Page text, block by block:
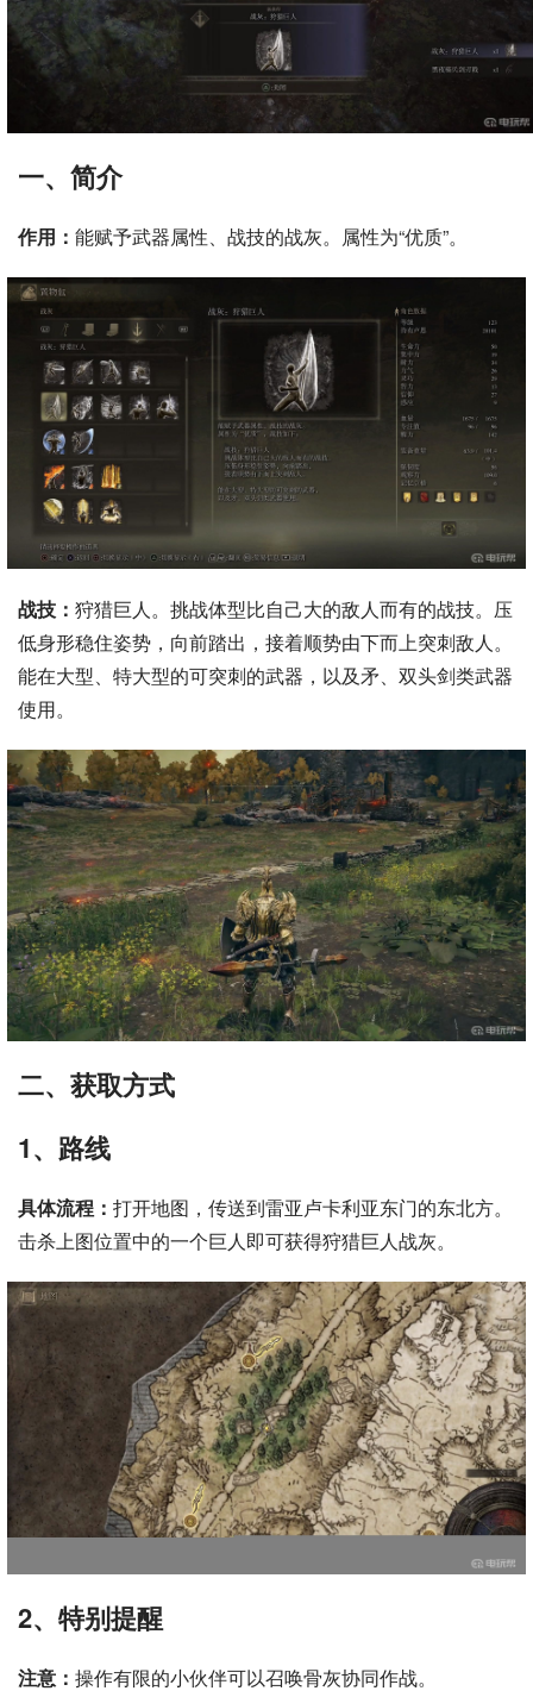
一、简介
作用： 能赋予武器属性、战技的战灰。属性为“优质”。
战技： 狩猎巨人。挑战体型比自己大的敌人而有的战技。压
低身形稳住姿势，向前踏出，接着顺势由下而上突刺敌人。
能在大型、特大型的可突刺的武器，以及矛、双头剑类武器
使用。
二、获取方式
1、路线
具体流程： 打开地图，传送到雷亚卢卡利亚东门的东北方。
击杀上图位置中的一个巨人即可获得狩猎巨人战灰。
2、特别提醒
注意： 操作有限的小伙伴可以召唤骨灰协同作战。